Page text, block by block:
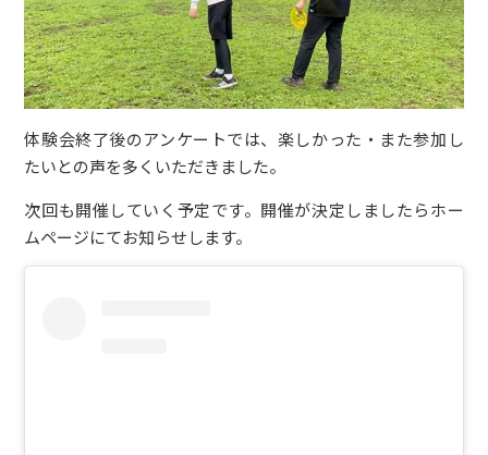
体験会終了後のアンケートでは、楽しかった・また参加し
たいとの声を多くいただきました。
次回も開催していく予定です。開催が決定しましたらホー
ムページにてお知らせします。